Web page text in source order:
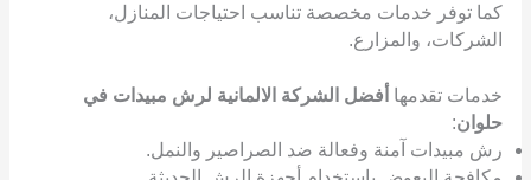
كما توفر خدمات مخصصة تناسب احتياجات المنازل،
الشركات، والمزارع.
خدمات تقدمها أفضل الشركة الالمانية لرش مبيدات في
حلوان:
رش مبيدات آمنة وفعالة ضد الصراصير والنمل.